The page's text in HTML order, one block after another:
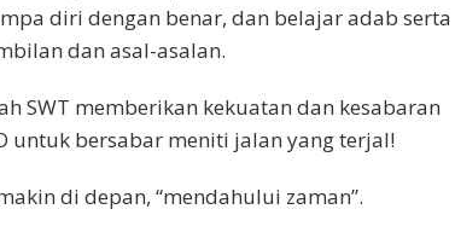
diri dengan benar, dan belajar adab serta
dan asal-asalan.
SWT memberikan kekuatan dan kesabaran
untuk bersabar meniti jalan yang terjal!
di depan, “mendahului zaman”.